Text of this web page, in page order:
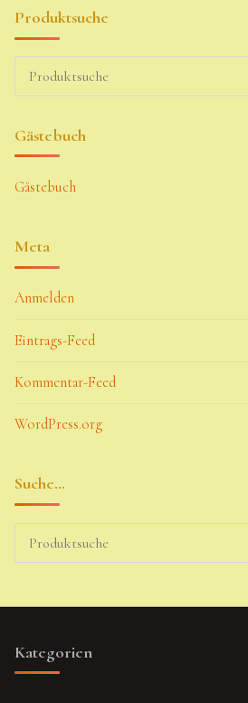
Produktsuche
Gästebuch
Gästebuch
Meta
Anmelden
Eintrags-Feed
Kommentar-Feed
WordPress.org
Suche…
Kategorien